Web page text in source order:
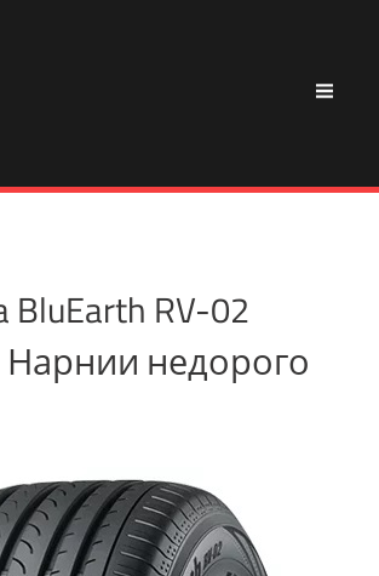
BluEarth RV-02
Нарнии недорого